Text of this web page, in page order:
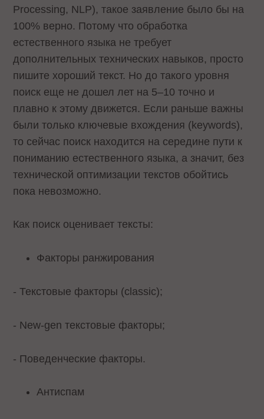
Processing, NLP), такое заявление было бы на
100% верно. Потому что обработка
естественного языка не требует
дополнительных технических навыков, просто
пишите хороший текст. Но до такого уровня
поиск еще не дошел лет на 5–10 точно и
плавно к этому движется. Если раньше важны
были только ключевые вхождения (keywords),
то сейчас поиск находится на середине пути к
пониманию естественного языка, а значит, без
технической оптимизации текстов обойтись
пока невозможно.
Как поиск оценивает тексты:
Факторы ранжирования
- Текстовые факторы (classic);
- New-gen текстовые факторы;
- Поведенческие факторы.
Антиспам